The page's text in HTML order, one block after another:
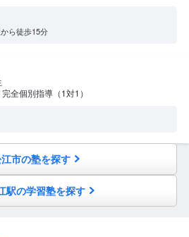
ら徒歩15分
全個別指導（1対1）
市の塾を探す
駅の学習塾を探す